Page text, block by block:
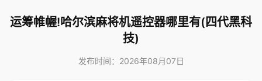
运筹帷幄!哈尔滨麻将机遥控器哪里有(四代黑科
技)
发布时间：2026年08月07日